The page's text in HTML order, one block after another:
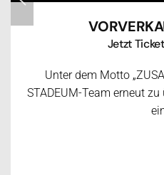
Jetzt
Unter dem Motto
STADEUM-Team erneut